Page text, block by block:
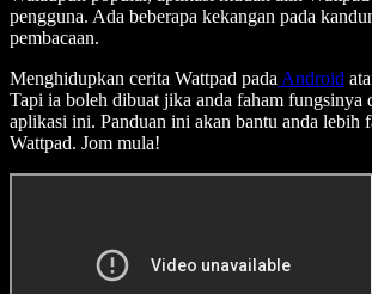
pengguna. Ada beberapa kekangan pada
pembacaan.
Menghidupkan cerita Wattpad padaAndroid
Tapi ia boleh dibuat jika anda faham fungsinya
aplikasi ini. Panduan ini akan bantu anda lebih
Wattpad. Jom mula!